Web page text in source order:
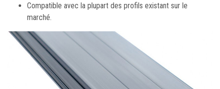
Compatible avec la plupart des profils existant sur le
marché.